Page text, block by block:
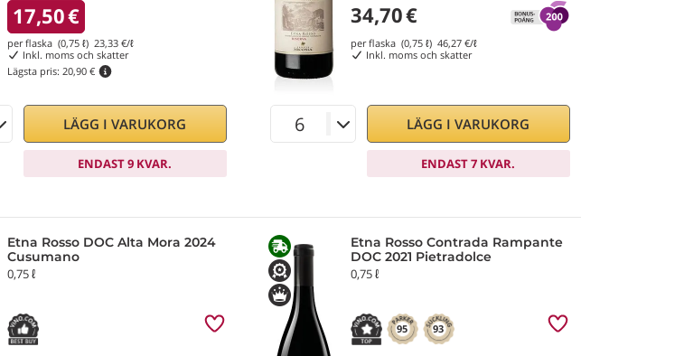
17,50€
per flaska (0,75 ℓ) 23,33 €/ℓ
Inkl. moms och skatter
Lägsta pris: 20,90 €
LÄGG I VARUKORG
ENDAST 9 KVAR.
34,70€
per flaska (0,75 ℓ) 46,27 €/ℓ
Inkl. moms och skatter
LÄGG I VARUKORG
ENDAST 7 KVAR.
Etna Rosso DOC Alta Mora 2024
Cusumano
0,75 ℓ
Etna Rosso Contrada Rampante
DOC 2021 Pietradolce
0,75 ℓ
95 93